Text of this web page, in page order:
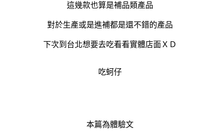
這幾款也算是補品類產品
對於生產或是進補都是還不錯的產品
下次到台北想要去吃看看實體店面ＸＤ
吃蚵仔
本篇為體驗文